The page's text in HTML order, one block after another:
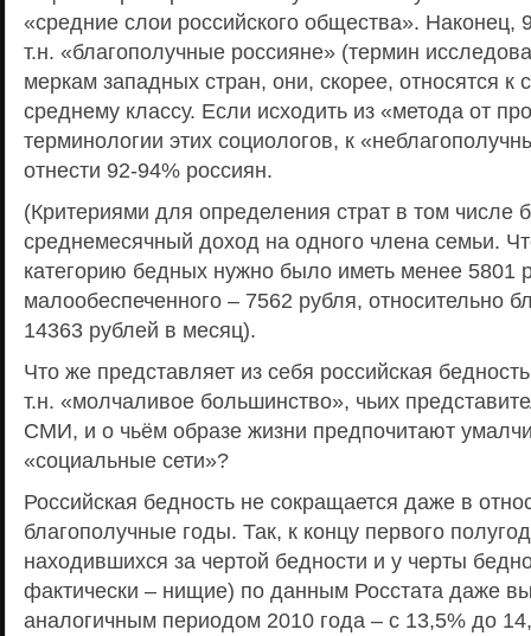
«средние слои российского общества». Наконец,
т.н. «благополучные россияне» (термин
меркам западных стран, они, скорее, относятся
среднему классу. Если исходить из «метода от
терминологии этих социологов, к
отнести 92-94% россиян.
(Критериями для определения страт в том числе
среднемесячный доход на одного члена семьи.
категорию бедных нужно было иметь менее 5801
малообеспеченного – 7562 рубля, относительно
14363 рублей в месяц).
Что же представляет из себя российская
т.н. «молчаливое большинство», чьих
СМИ, и о чьём образе жизни предпочитают
«социальные сети»?
Российская бедность не сокращается даже в
благополучные годы. Так, к концу первого
находившихся за чертой бедности и у черты
фактически – нищие) по данным Росстата даже
аналогичным периодом 2010 года – с 13,5% до